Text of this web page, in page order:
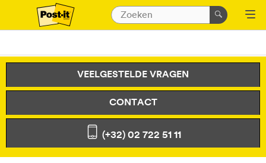
VEELGESTELDE VRAGEN
CONTACT
(+32) 02 722 51 11